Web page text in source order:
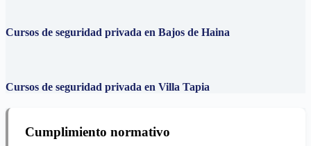
Cursos de seguridad privada en Bajos de Haina
Cursos de seguridad privada en Villa Tapia
Cumplimiento normativo